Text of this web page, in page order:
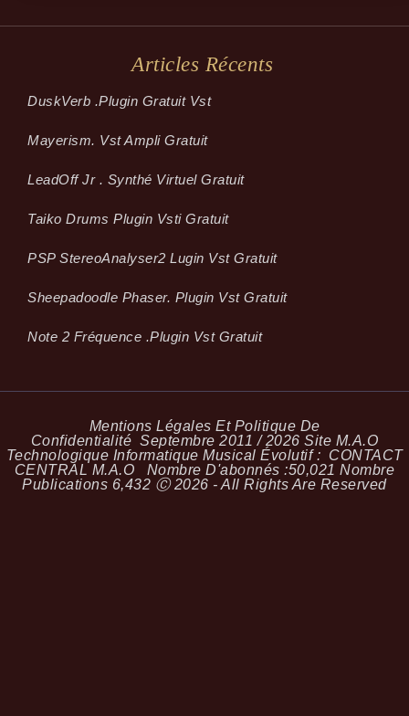
Articles Récents
Dusk­Verb .plugin Gratuit Vst
Mayerism. Vst Ampli Gratuit
LeadOff Jr . Synthé Virtuel Gratuit
Taiko Drums Plugin Vsti Gratuit
PSP StereoAnalyser2 Lugin Vst Gratuit
Sheepadoodle Phaser. Plugin Vst Gratuit
Note 2 Fréquence .plugin Vst Gratuit
Mentions Légales Et Politique De
Confidentialité Septembre 2011 / 2026 Site M.A.O
Technologique Informatique Musical Évolutif : CONTACT
CENTRAL M.A.O Nombre D'abonnés :50,021 Nombre
Publications 6,432 Ⓒ 2026 - All Rights Are Reserved